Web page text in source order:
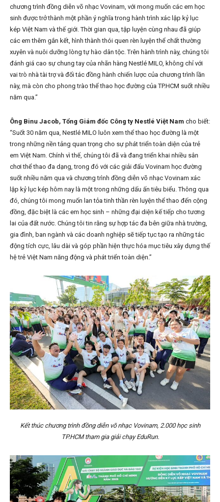
chương trình đồng diễn võ nhạc Vovinam, với mong muốn các em học
sinh được trở thành một phần ý nghĩa trong hành trình xác lập kỷ lục
kép Việt Nam và thế giới. Thời gian qua, tập luyện cùng nhau đã giúp
các em thêm gắn kết, hình thành thói quen rèn luyện thể chất thường
xuyên và nuôi dưỡng lòng tự hào dân tộc. Trên hành trình này, chúng tôi
đánh giá cao sự chung tay của nhãn hàng Nestlé MILO, không chỉ với
vai trò nhà tài trợ và đối tác đồng hành chiến lược của chương trình lần
này, mà còn cho phong trào thể thao học đường của TP.HCM suốt nhiều
năm qua.”
Ông Binu Jacob, Tổng Giám đốc Công ty Nestlé Việt Nam cho biết:
“Suốt 30 năm qua, Nestlé MILO luôn xem thể thao học đường là một
trong những nền tảng quan trọng cho sự phát triển toàn diện của trẻ
em Việt Nam. Chính vì thế, chúng tôi đã và đang triển khai nhiều sân
chơi thể thao đa dạng, trong đó với các giải đấu Vovinam học đường
suốt nhiều năm qua và chương trình đồng diễn võ nhạc Vovinam xác
lập kỷ lục kép hôm nay là một trong những dấu ấn tiêu biểu. Thông qua
đó, chúng tôi mong muốn lan tỏa tinh thần rèn luyện thể thao đến cộng
đồng, đặc biệt là các em học sinh – những đại diện kế tiếp cho tương
lai của đất nước. Chúng tôi tin rằng sự hợp tác đa bên giữa nhà trường,
gia đình, ban ngành và các doanh nghiệp sẽ tiếp tục tạo ra những tác
động tích cực, lâu dài và góp phần hiện thực hóa mục tiêu xây dựng thế
hệ trẻ Việt Nam năng động và phát triển toàn diện.”
Kết thúc chương trình đồng diễn võ nhạc Vovinam, 2.000 học sinh
TP.HCM tham gia giải chạy EduRun.